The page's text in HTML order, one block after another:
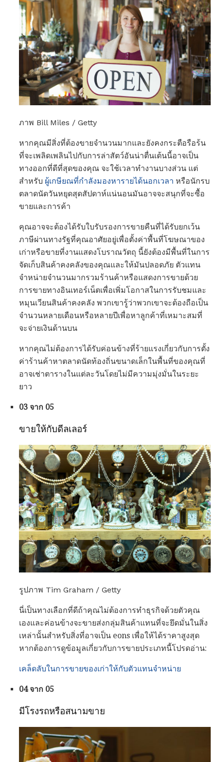
ภาพ Bill Miles / Getty
หากคุณมีสิ่งที่ต้องขายจำนวนมากและยังคงกระตือรือร้น
ที่จะเพลิดเพลินไปกับการล่าสัตว์อันน่าตื่นเต้นนี้อาจเป็น
ทางออกที่ดีที่สุดของคุณ จะใช้เวลาทำงานบางส่วน แต่
สำหรับ ผู้เกษียณที่กำลังมองหารายได้นอกเวลา หรือนักรบ
ตลาดนัดวันหยุดสุดสัปดาห์แน่นอนมันอาจจะสนุกที่จะซื้อ
ขายและการค้า
คุณอาจจะต้องได้รับใบรับรองการขายคืนที่ได้รับยกเว้น
ภาษีผ่านทางรัฐที่คุณอาศัยอยู่เพื่อตั้งค่าพื้นที่โฆษณาของ
เก่าหรือขายที่งานแสดงโบราณวัตถุ นี้ยังต้องมีพื้นที่ในการ
จัดเก็บสินค้าคงคลังของคุณและให้มันปลอดภัย ตัวแทน
จำหน่ายจำนวนมากรวมร้านค้าหรือแสดงการขายด้วย
การขายทางอินเทอร์เน็ตเพื่อเพิ่มโอกาสในการรับชมและ
หมุนเวียนสินค้าคงคลัง พวกเขารู้ว่าพวกเขาจะต้องถือเป็น
จำนวนหลายเดือนหรือหลายปีเพื่อหาลูกค้าที่เหมาะสมที่
จะจ่ายเงินด้านบน
หากคุณไม่ต้องการได้รับค่อนข้างที่ร้ายแรงเกี่ยวกับการตั้ง
ค่าร้านค้าหาตลาดนัดท้องถิ่นขนาดเล็กในพื้นที่ของคุณที่
อาจเช่าตารางในแต่ละวันโดยไม่มีความมุ่งมั่นในระยะ
ยาว
03 จาก 05
ขายให้กับดีลเลอร์
รูปภาพ Tim Graham / Getty
นี่เป็นทางเลือกที่ดีถ้าคุณไม่ต้องการทำธุรกิจด้วยตัวคุณ
เองและค่อนข้างจะขายส่งกลุ่มสินค้าแทนที่จะยึดมั่นในสิ่ง
เหล่านั้นสำหรับสิ่งที่อาจเป็น eons เพื่อให้ได้ราคาสูงสุด
หากต้องการดูข้อมูลเกี่ยวกับการขายประเภทนี้โปรดอ่าน:
เคล็ดลับในการขายของเก่าให้กับตัวแทนจำหน่าย
04 จาก 05
มีโรงรถหรือสนามขาย